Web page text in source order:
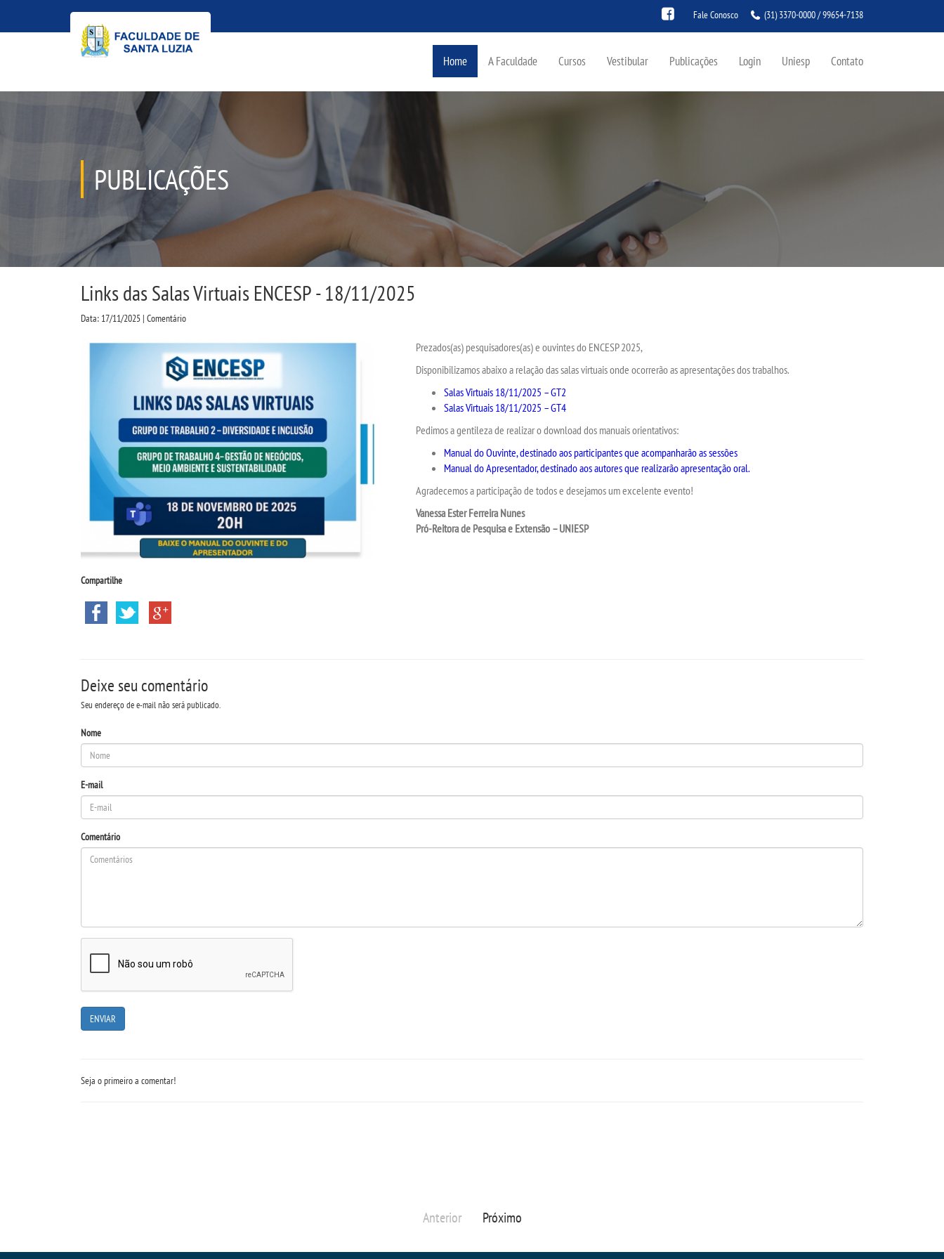
Fale Conosco (31) 3370-0000 / 99654-7138
Home A Faculdade Cursos Vestibular Publicações Login Uniesp Contato
PUBLICAÇÕES
Links das Salas Virtuais ENCESP - 18/11/2025
Data: 17/11/2025 | Comentário
Compartilhe
Prezados(as) pesquisadores(as) e ouvintes do ENCESP 2025,
Disponibilizamos abaixo a relação das salas virtuais onde ocorrerão as apresentações dos trabalhos.
Salas Virtuais 18/11/2025 – GT2
Salas Virtuais 18/11/2025 – GT4
Pedimos a gentileza de realizar o download dos manuais orientativos:
Manual do Ouvinte, destinado aos participantes que acompanharão as sessões
Manual do Apresentador, destinado aos autores que realizarão apresentação oral.
Agradecemos a participação de todos e desejamos um excelente evento!
Vanessa Ester Ferreira Nunes
Pró-Reitora de Pesquisa e Extensão – UNIESP
Deixe seu comentário
Seu endereço de e-mail não será publicado.
Nome
E-mail
Comentário
Seja o primeiro a comentar!
Anterior Próximo